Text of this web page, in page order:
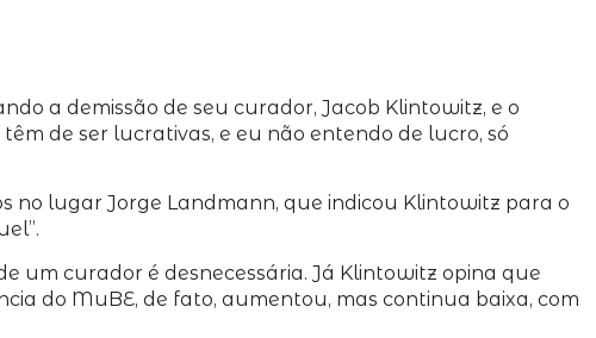
a demissão de seu curador, Jacob Klintowitz, e o
de ser lucrativas, e eu não entendo de lucro, só
no lugar Jorge Landmann, que indicou Klintowitz para o
um curador é desnecessária. Já Klintowitz opina que
do MuBE, de fato, aumentou, mas continua baixa, com